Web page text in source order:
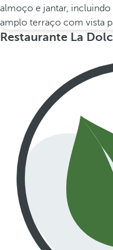
almoço e jantar,
amplo terraço com vista
Restaurante La